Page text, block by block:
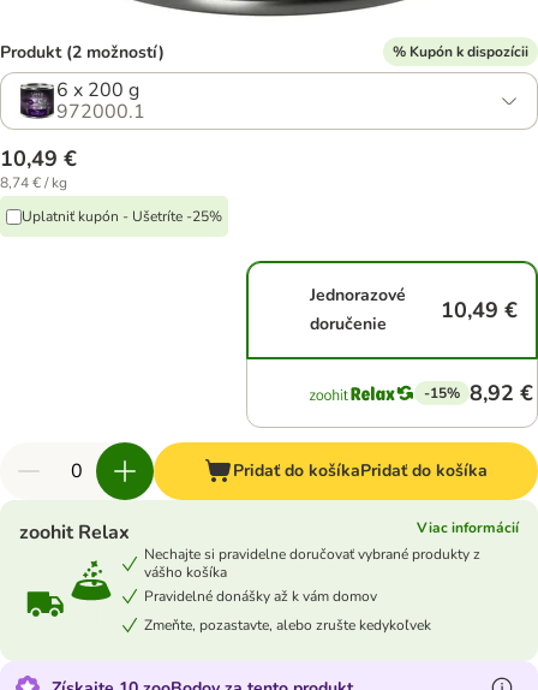
Produkt (2 možností) % Kupón k dispozícii
6 x 200 g
972000.1
10,49 €
8,74 € / kg
Uplatniť kupón - Ušetríte -25%
Jednorazové
doručenie
10,49 €
-15% 8,92 €
Pridať do košíkaPridať do košíka
zoohit Relax
Viac informácií
Nechajte si pravidelne doručovať vybrané produkty z
vášho košíka
Pravidelné donášky až k vám domov
Zmeňte, pozastavte, alebo zrušte kedykoľvek